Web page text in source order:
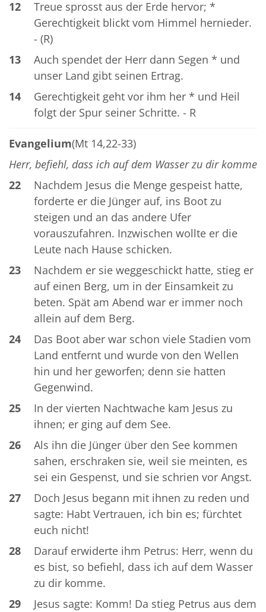
12
Treue sprosst aus der Erde hervor; *
Gerechtigkeit blickt vom Himmel hernieder.
- (R)
13
Auch spendet der Herr dann Segen * und
unser Land gibt seinen Ertrag.
14
Gerechtigkeit geht vor ihm her * und Heil
folgt der Spur seiner Schritte. - R
Evangelium(Mt 14,22-33)
Herr, befiehl, dass ich auf dem Wasser zu dir komme
22
Nachdem Jesus die Menge gespeist hatte,
forderte er die Jünger auf, ins Boot zu
steigen und an das andere Ufer
vorauszufahren. Inzwischen wollte er die
Leute nach Hause schicken.
23
Nachdem er sie weggeschickt hatte, stieg er
auf einen Berg, um in der Einsamkeit zu
beten. Spät am Abend war er immer noch
allein auf dem Berg.
24
Das Boot aber war schon viele Stadien vom
Land entfernt und wurde von den Wellen
hin und her geworfen; denn sie hatten
Gegenwind.
25
In der vierten Nachtwache kam Jesus zu
ihnen; er ging auf dem See.
26
Als ihn die Jünger über den See kommen
sahen, erschraken sie, weil sie meinten, es
sei ein Gespenst, und sie schrien vor Angst.
27
Doch Jesus begann mit ihnen zu reden und
sagte: Habt Vertrauen, ich bin es; fürchtet
euch nicht!
28
Darauf erwiderte ihm Petrus: Herr, wenn du
es bist, so befiehl, dass ich auf dem Wasser
zu dir komme.
29
Jesus sagte: Komm! Da stieg Petrus aus dem